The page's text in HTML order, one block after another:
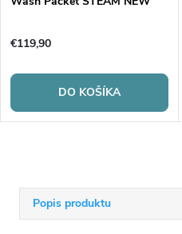
Popis produktu
€119,90
DO KOŠÍKA